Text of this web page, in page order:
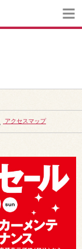
アクセスマップ